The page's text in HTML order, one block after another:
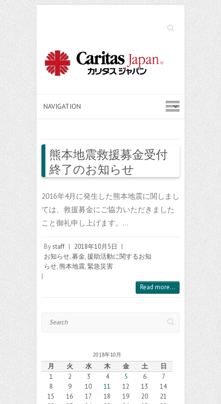
Search
熊本地震救援募金受付
終了のお知らせ
2016年4月に発生した熊本地震に関しまし
ては、救援募金にご協力いただきました
こと御礼申し上げます。…
Bystaff | 2018年10月5日
|
お知らせ,募金,援助活動に関するお知
らせ, 熊本地震,緊急災害
|
Read more...
2018年10月
月 火 水 木 金 土
日
1
2 3 4 5 6
7
8
9 10 11 12 13
14
15
16 17 18 19 20
21